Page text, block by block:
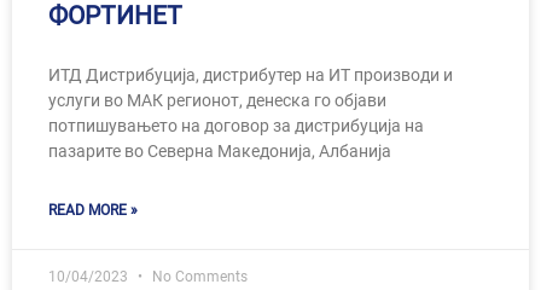
ФОРТИНЕТ
ИТД Дистрибуција, дистрибутер на ИТ производи и
услуги во МАК регионот, денеска го објави
потпишувањето на договор за дистрибуција на
пазарите во Северна Македонија, Албанија
READ MORE »
10/04/2023 No Comments